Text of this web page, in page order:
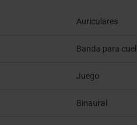
Auriculares
Banda para
Juego
Binaural